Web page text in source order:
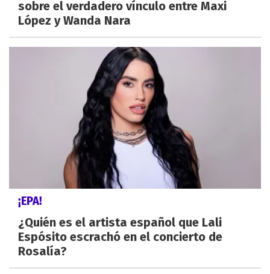
sobre el verdadero vínculo entre Maxi
López y Wanda Nara
¡EPA!
¿Quién es el artista español que Lali
Espósito escrachó en el concierto de
Rosalía?